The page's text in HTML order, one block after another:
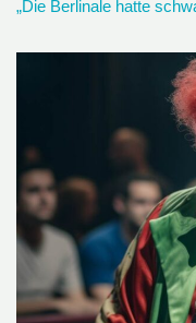
„Die Berlinale hatte